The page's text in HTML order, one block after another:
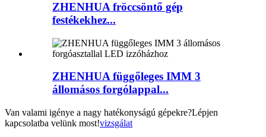
ZHENHUA fröccsöntő gép
festékekhez...
ZHENHUA függőleges IMM 3
állomásos forgólappal...
Van valami igénye a nagy hatékonyságú gépekre?Lépjen
kapcsolatba velünk most!vizsgálat